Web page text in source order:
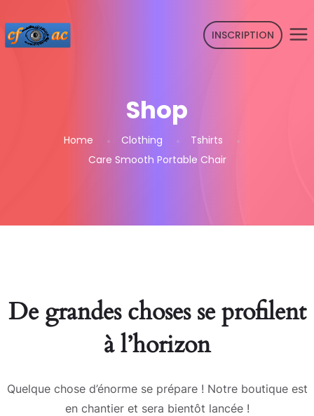
INSCRIPTION
Shop
Home Clothing
Tshirts
Care Smooth Portable Chair
De grandes choses se profilent
à l’horizon
Quelque chose d’énorme se prépare ! Notre boutique est
en chantier et sera bientôt lancée !